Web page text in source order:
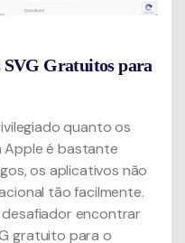
SVG Gratuitos para
quanto os
Apple é bastante
os aplicativos não
tão facilmente.
encontrar
gratuito para o